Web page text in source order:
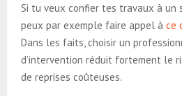
Si tu veux confier tes travaux à un
peux par exemple faire appel à ce
Dans les faits, choisir un
d’intervention réduit fortement le
de reprises coûteuses.